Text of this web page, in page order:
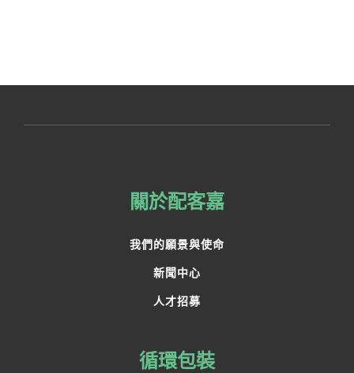
關於配客嘉
我們的願景與使命
新聞中心
人才招募
循環包裝